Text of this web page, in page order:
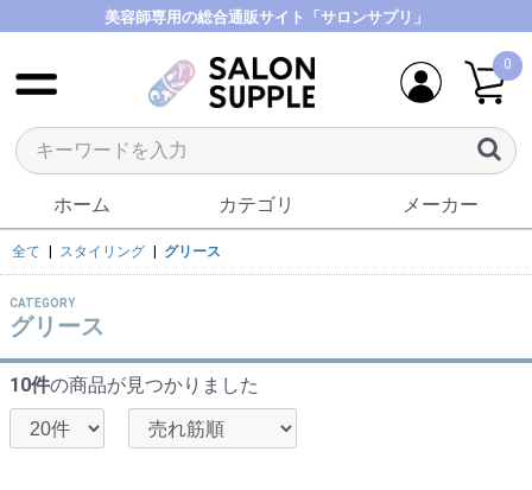
美容師専用の総合通販サイト「サロンサプリ」
0
ホーム カテゴリ メーカー
全て スタイリング グリース
CATEGORY
グリース
10件の商品が見つかりました